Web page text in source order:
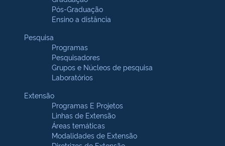
Pós-Graduação
Ensino a distância
Pesquisa
Programas
Pesquisadores
Grupos e Núcleos de pesquisa
Laboratórios
Extensão
Programas E Projetos
Linhas de Extensão
Áreas temáticas
Modalidades de Extensão